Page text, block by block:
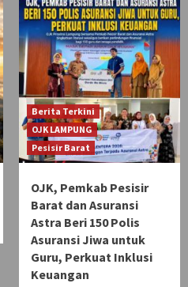
Berita Terkini
OJK LAMPUNG
Pesisir Barat
OJK, Pemkab Pesisir
Barat dan Asuransi
Astra Beri 150 Polis
Asuransi Jiwa untuk
Guru, Perkuat Inklusi
Keuangan